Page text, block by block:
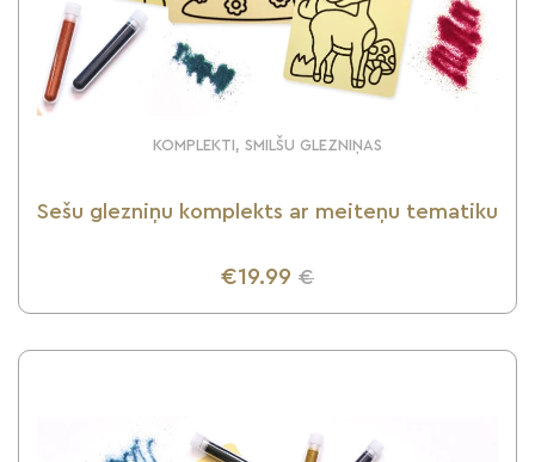
KOMPLEKTI, SMILŠU GLEZNIŅAS
Sešu glezniņu komplekts ar meiteņu tematiku
€19.99 €
UZZINI VAIRĀK